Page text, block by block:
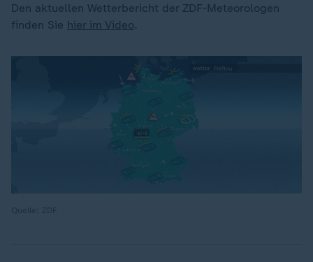
Den aktuellen Wetterbericht der ZDF-Meteorologen
finden Sie hier im Video.